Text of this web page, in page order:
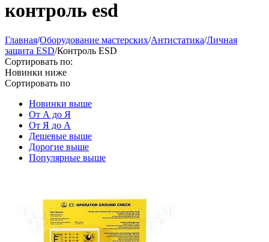
контроль esd
Главная/Оборудование мастерских/Aнтистатика/Личная
защита ESD/Контроль ESD
Сортировать по:
Новинки ниже
Сортировать по
Новинки выше
От А до Я
От Я до А
Дешевые выше
Дорогие выше
Популярные выше